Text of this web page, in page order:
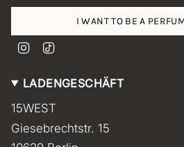
I WANT TO BE A
t
g
a
T
k
LADENGESCHÄFT
15WEST
Giesebrechtstr. 15